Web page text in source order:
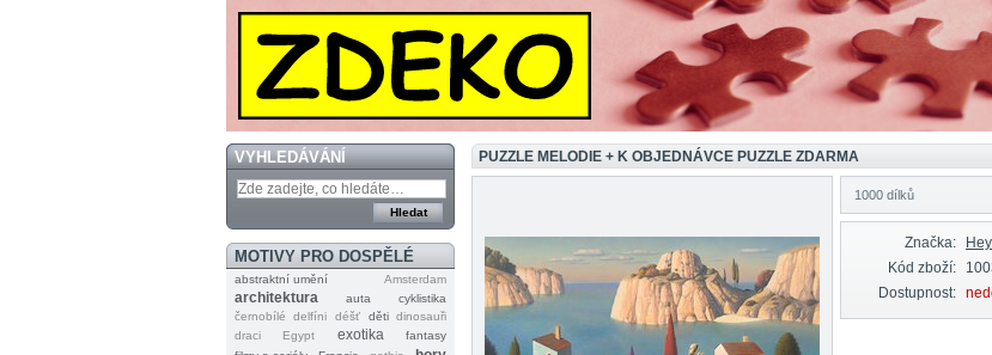
VYHLEDÁVÁNÍ
MOTIVY PRO DOSPĚLÉ
abstraktní umění Amsterdam
architektura auta
cyklistika
černobílé
delfíni déšť děti dinosauři
draci
Egypt exotika
fantasy
PUZZLE MELODIE + K OBJEDNÁVCE PUZZLE ZDARMA
1000 dílků
Značka:
Kód zboží:
Dostupnost: